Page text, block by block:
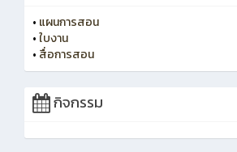
• แผนการสอน
•ใบงาน
• สื่อการสอน
กิจกรรม